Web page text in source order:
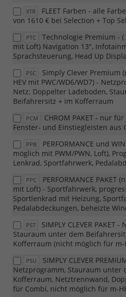
XTR
FLEET Farben - alle
von 1610 € bei Selection + Top
PTC
Technologie Premium -
mit Loft) Navigation 13",
Sprachsteuerung, Head Up
PSC
Simply Clever Premium
HEV mit PWC/WD6/WD7) -
Netz; Doppelter Ladeboden,
Beifahrersitz + im Kofferraum
PCM
CHROM PAKET - nur
Fenster- und Einstiegleisten aus
PPB
PERFORMANCE und
möglich mit PWM/PWN, Loft),
Lenkrad, Sportfahrwerk,
PPC
PERFORMANCE PAKET
mit Loft) - Sportfahrwerk,
Sportlenkrad mit Heizung,
Pedalabdeckungen, beheizte
PST
SIMPLY CLEVER PAKET
Stauraum unter dem
Kofferraum (nicht möglich für m-
PSU
SIMPLY CLEVER
Netzprogramm, Stauraum unter
Kofferraum, Netztrennwand,
für Combi, nicht möglich für m-